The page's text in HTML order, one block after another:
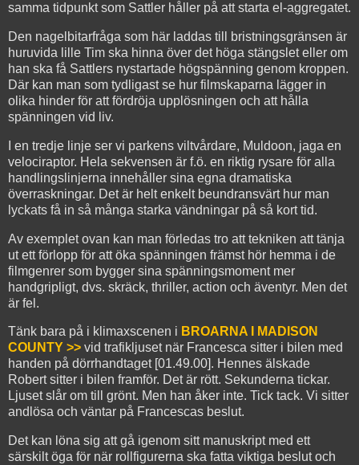
samma tidpunkt som Sattler håller på att starta el-aggregatet.
Den nagelbitarfråga som här laddas till bristningsgränsen är
huruvida lille Tim ska hinna över det höga stängslet eller om
han ska få Sattlers nystartade högspänning genom kroppen.
Där kan man som tydligast se hur filmskaparna lägger in
olika hinder för att fördröja upplösningen och att hålla
spänningen vid liv.
I en tredje linje ser vi parkens viltvårdare, Muldoon, jaga en
velociraptor. Hela sekvensen är f.ö. en riktig rysare för alla
handlingslinjerna innehåller sina egna dramatiska
överraskningar. Det är helt enkelt beundransvärt hur man
lyckats få in så många starka vändningar på så kort tid.
Av exemplet ovan kan man förledas tro att tekniken att tänja
ut ett förlopp för att öka spänningen främst hör hemma i de
filmgenrer som bygger sina spänningsmoment mer
handgripligt, dvs. skräck, thriller, action och äventyr. Men det
är fel.
Tänk bara på i klimaxscenen i BROARNA I MADISON
COUNTY >> vid trafikljuset när Francesca sitter i bilen med
handen på dörrhandtaget [01.49.00]. Hennes älskade
Robert sitter i bilen framför. Det är rött. Sekunderna tickar.
Ljuset slår om till grönt. Men han åker inte. Tick tack. Vi sitter
andlösa och väntar på Francescas beslut.
Det kan löna sig att gå igenom sitt manuskript med ett
särskilt öga för när rollfigurerna ska fatta viktiga beslut och